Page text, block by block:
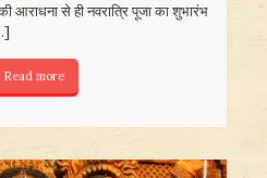
आराधना से ही नवरात्रि पूजा का शुभारंभ
Read more